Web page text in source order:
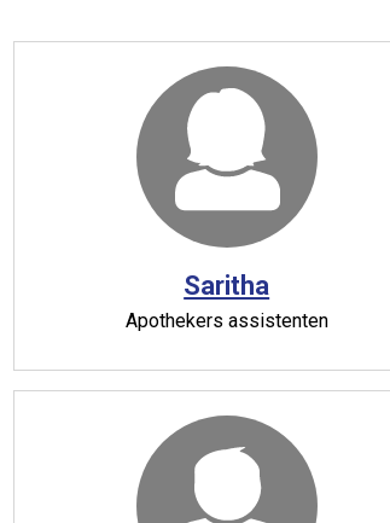
Saritha
Apothekers assistenten